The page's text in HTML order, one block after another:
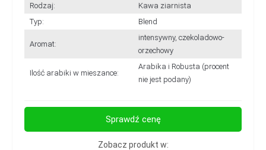
Rodzaj:
Kawa ziarnista
Typ:
Blend
Aromat:
intensywny, czekoladowo-
orzechowy
Ilość arabiki w mieszance:
Arabika i Robusta (procent
nie jest podany)
Sprawdź cenę
Zobacz produkt w: